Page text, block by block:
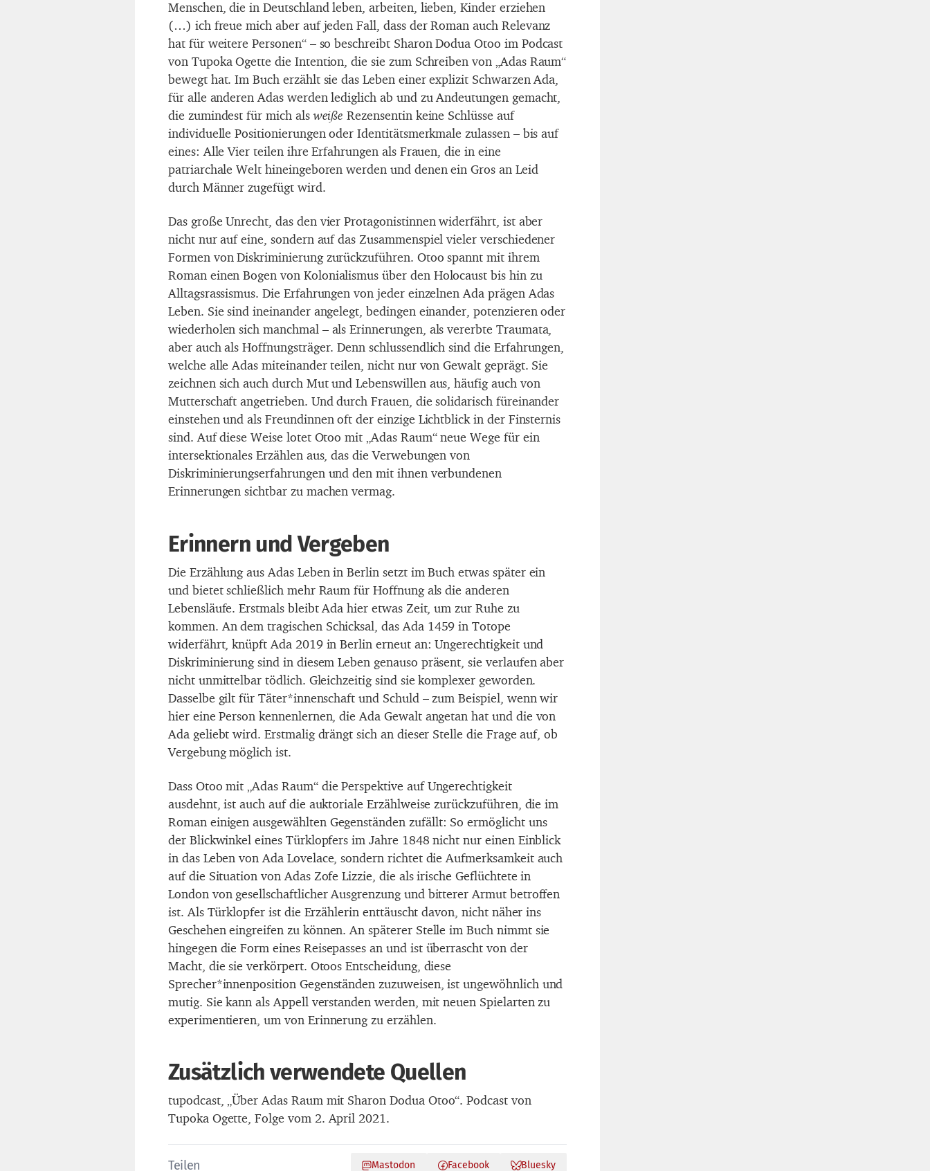
Menschen, die in Deutschland leben, arbeiten, lieben, Kinder erziehen
(…) ich freue mich aber auf jeden Fall, dass der Roman auch Relevanz
hat für weitere Personen“ – so beschreibt Sharon Dodua Otoo im Podcast
von Tupoka Ogette die Intention, die sie zum Schreiben von „Adas Raum“
bewegt hat. Im Buch erzählt sie das Leben einer explizit Schwarzen Ada,
für alle anderen Adas werden lediglich ab und zu Andeutungen gemacht,
die zumindest für mich als weiße Rezensentin keine Schlüsse auf
individuelle Positionierungen oder Identitätsmerkmale zulassen – bis auf
eines: Alle Vier teilen ihre Erfahrungen als Frauen, die in eine
patriarchale Welt hineingeboren werden und denen ein Gros an Leid
durch Männer zugefügt wird.
Das große Unrecht, das den vier Protagonistinnen widerfährt, ist aber
nicht nur auf eine, sondern auf das Zusammenspiel vieler verschiedener
Formen von Diskriminierung zurückzuführen. Otoo spannt mit ihrem
Roman einen Bogen von Kolonialismus über den Holocaust bis hin zu
Alltagsrassismus. Die Erfahrungen von jeder einzelnen Ada prägen Adas
Leben. Sie sind ineinander angelegt, bedingen einander, potenzieren oder
wiederholen sich manchmal – als Erinnerungen, als vererbte Traumata,
aber auch als Hoffnungsträger. Denn schlussendlich sind die Erfahrungen,
welche alle Adas miteinander teilen, nicht nur von Gewalt geprägt. Sie
zeichnen sich auch durch Mut und Lebenswillen aus, häufig auch von
Mutterschaft angetrieben. Und durch Frauen, die solidarisch füreinander
einstehen und als Freundinnen oft der einzige Lichtblick in der Finsternis
sind. Auf diese Weise lotet Otoo mit „Adas Raum“ neue Wege für ein
intersektionales Erzählen aus, das die Verwebungen von
Diskriminierungserfahrungen und den mit ihnen verbundenen
Erinnerungen sichtbar zu machen vermag.
Erinnern und Vergeben
Die Erzählung aus Adas Leben in Berlin setzt im Buch etwas später ein
und bietet schließlich mehr Raum für Hoffnung als die anderen
Lebensläufe. Erstmals bleibt Ada hier etwas Zeit, um zur Ruhe zu
kommen. An dem tragischen Schicksal, das Ada 1459 in Totope
widerfährt, knüpft Ada 2019 in Berlin erneut an: Ungerechtigkeit und
Diskriminierung sind in diesem Leben genauso präsent, sie verlaufen aber
nicht unmittelbar tödlich. Gleichzeitig sind sie komplexer geworden.
Dasselbe gilt für Täter*innenschaft und Schuld – zum Beispiel, wenn wir
hier eine Person kennenlernen, die Ada Gewalt angetan hat und die von
Ada geliebt wird. Erstmalig drängt sich an dieser Stelle die Frage auf, ob
Vergebung möglich ist.
Dass Otoo mit „Adas Raum“ die Perspektive auf Ungerechtigkeit
ausdehnt, ist auch auf die auktoriale Erzählweise zurückzuführen, die im
Roman einigen ausgewählten Gegenständen zufällt: So ermöglicht uns
der Blickwinkel eines Türklopfers im Jahre 1848 nicht nur einen Einblick
in das Leben von Ada Lovelace, sondern richtet die Aufmerksamkeit auch
auf die Situation von Adas Zofe Lizzie, die als irische Geflüchtete in
London von gesellschaftlicher Ausgrenzung und bitterer Armut betroffen
ist. Als Türklopfer ist die Erzählerin enttäuscht davon, nicht näher ins
Geschehen eingreifen zu können. An späterer Stelle im Buch nimmt sie
hingegen die Form eines Reisepasses an und ist überrascht von der
Macht, die sie verkörpert. Otoos Entscheidung, diese
Sprecher*innenposition Gegenständen zuzuweisen, ist ungewöhnlich und
mutig. Sie kann als Appell verstanden werden, mit neuen Spielarten zu
experimentieren, um von Erinnerung zu erzählen.
Zusätzlich verwendete Quellen
tupodcast, „Über Adas Raum mit Sharon Dodua Otoo“. Podcast von
Tupoka Ogette, Folge vom 2. April 2021.
Teilen Mastodon Facebook Bluesky